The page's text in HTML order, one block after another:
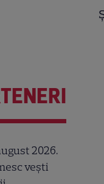
2026.
vești